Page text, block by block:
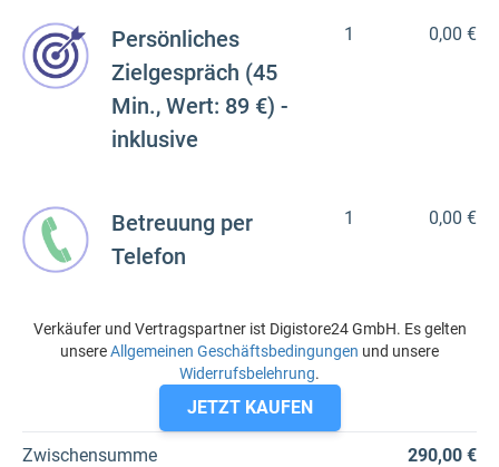
Persönliches
Zielgespräch (45
Min., Wert: 89 €) -
inklusive
1 0,00 €
Betreuung per
Telefon
1 0,00 €
Verkäufer und Vertragspartner ist Digistore24 GmbH. Es gelten
unsereAllgemeinen Geschäftsbedingungen und unsere
Widerrufsbelehrung.
JETZT KAUFEN
Zwischensumme 290,00 €